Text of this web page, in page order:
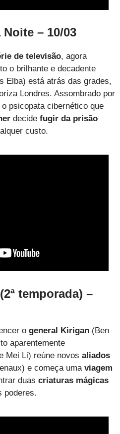
– 10/03
de televisão, agora
o brilhante e decadente
Elba) está atrás das grades,
Londres. Assombrado por
psicopata cibernético que
decide fugir da prisão
custo.
temporada) –
o general Kirigan (Ben
aparentemente
Mei Li) reúne novos aliados
e começa umaviagem
duas criaturas mágicas
poderes.